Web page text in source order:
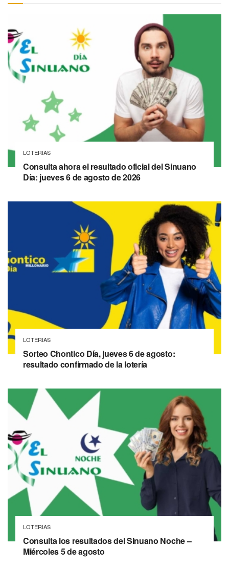
LOTERIAS
Consulta ahora el resultado oficial del Sinuano
Día: jueves 6 de agosto de 2026
LOTERIAS
Sorteo Chontico Día, jueves 6 de agosto:
resultado confirmado de la lotería
LOTERIAS
Consulta los resultados del Sinuano Noche –
Miércoles 5 de agosto